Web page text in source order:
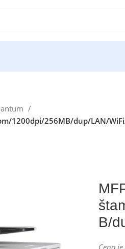
1200dpi/256MB/dup/LAN/
B/
Cena